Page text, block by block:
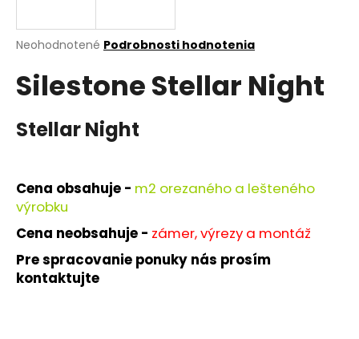
Priemerné
produktu
je
z
5
Neohodnotené Podrobnosti hodnotenia
Silestone Stellar Night
Stellar Night
Cena obsahuje - m2 orezaného a lešteného
výrobku
Cena neobsahuje - zámer, výrezy a montáž
Pre spracovanie ponuky nás prosím
kontaktujte
j
ť
?
HĽADAŤ
O
d